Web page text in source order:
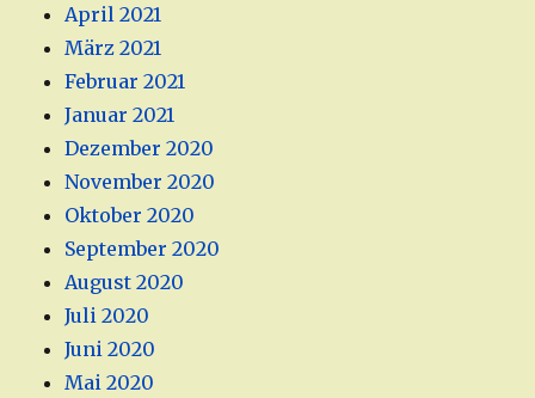
April 2021
März 2021
Februar 2021
Januar 2021
Dezember 2020
November 2020
Oktober 2020
September 2020
August 2020
Juli 2020
Juni 2020
Mai 2020